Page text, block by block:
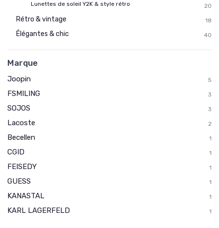
Lunettes de soleil Y2K & style rétro
20
Rétro & vintage 18
Élégantes & chic 40
Marque
Joopin 5
FSMILING 3
SOJOS 3
Lacoste 2
Becellen 1
CGID 1
FEISEDY 1
GUESS 1
KANASTAL 1
KARL LAGERFELD 1